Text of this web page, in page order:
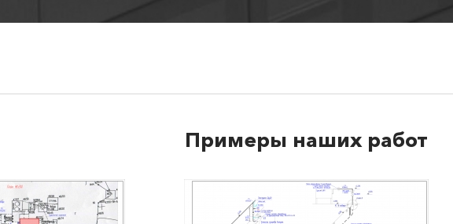
Примеры наших работ